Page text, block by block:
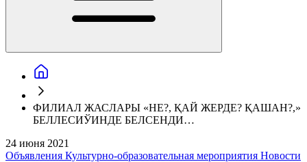
ФИЛИАЛ ЖАСЛАРЫ «НЕ?, ҚАЙ ЖЕРДЕ? ҚАШАН?,»
БЕЛЛЕСИЎИНДЕ БЕЛСЕНДИ…
24 июня 2021
Объявления Культурно-образовательная мероприятия Новости